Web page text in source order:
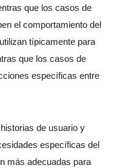
que los casos de
el comportamiento del
típicamente para
que los casos de
específicas entre
de usuario y
específicas del
más adecuadas para